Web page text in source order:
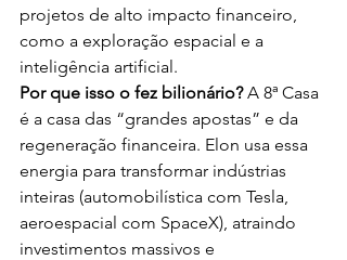
projetos de alto impacto financeiro,
como a exploração espacial e a
inteligência artificial.
Por que isso o fez bilionário? A 8ª Casa
é a casa das “grandes apostas” e da
regeneração financeira. Elon usa essa
energia para transformar indústrias
inteiras (automobilística com Tesla,
aeroespacial com SpaceX), atraindo
investimentos massivos e